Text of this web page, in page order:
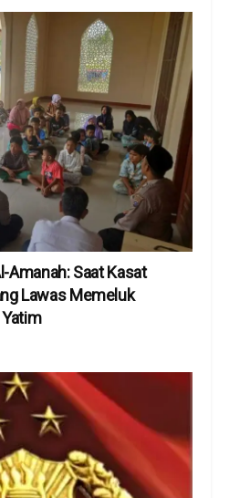
Amanah: Saat Kasat
Lawas Memeluk